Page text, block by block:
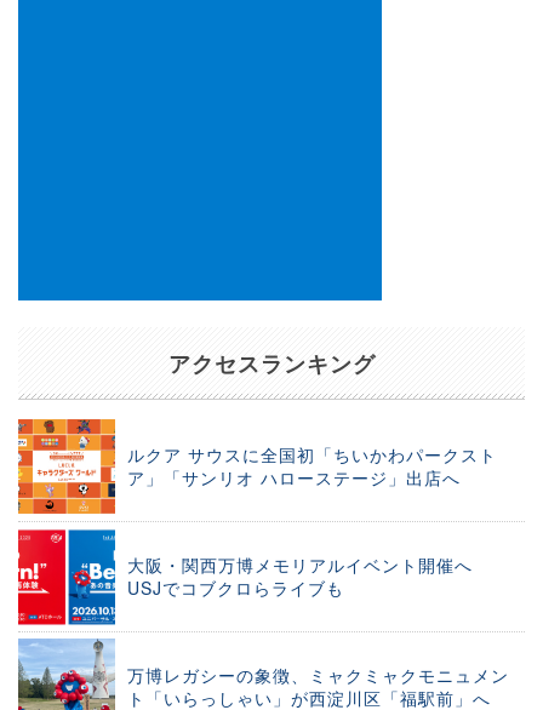
アクセスランキング
ルクア サウスに全国初「ちいかわパークスト
ア」「サンリオ ハローステージ」出店へ
大阪・関西万博メモリアルイベント開催へ
USJでコブクロらライブも
万博レガシーの象徴、ミャクミャクモニュメン
ト「いらっしゃい」が西淀川区「福駅前」へ